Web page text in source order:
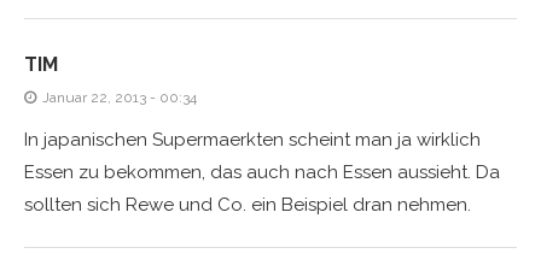
TIM
Januar 22, 2013 - 00:34
In japanischen Supermaerkten scheint man ja wirklich
Essen zu bekommen, das auch nach Essen aussieht. Da
sollten sich Rewe und Co. ein Beispiel dran nehmen.